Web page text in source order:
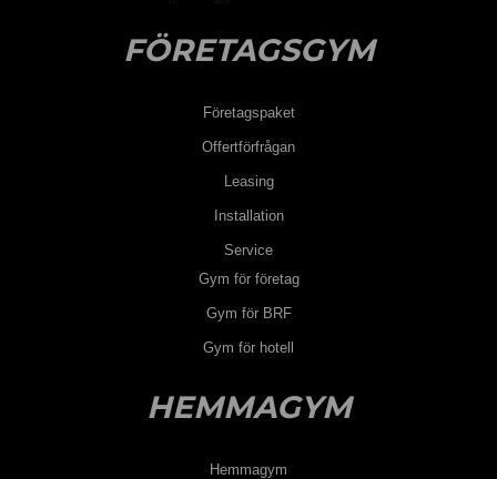
FÖRETAGSGYM
Företagspaket
Offertförfrågan
Leasing
Installation
Service
Gym för företag
Gym för BRF
Gym för hotell
HEMMAGYM
Hemmagym